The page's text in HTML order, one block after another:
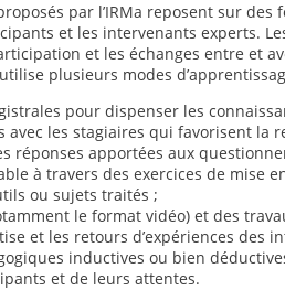
par l’IRMa reposent sur
et les intervenants experts.
et les échanges entre et
plusieurs modes
pour dispenser les
avec les stagiaires qui favorisent la
réponses apportées aux
à travers des exercices de mise
ou sujets traités ;
le format vidéo) et des
et les retours d’expériences des
inductives ou bien
et de leurs attentes.